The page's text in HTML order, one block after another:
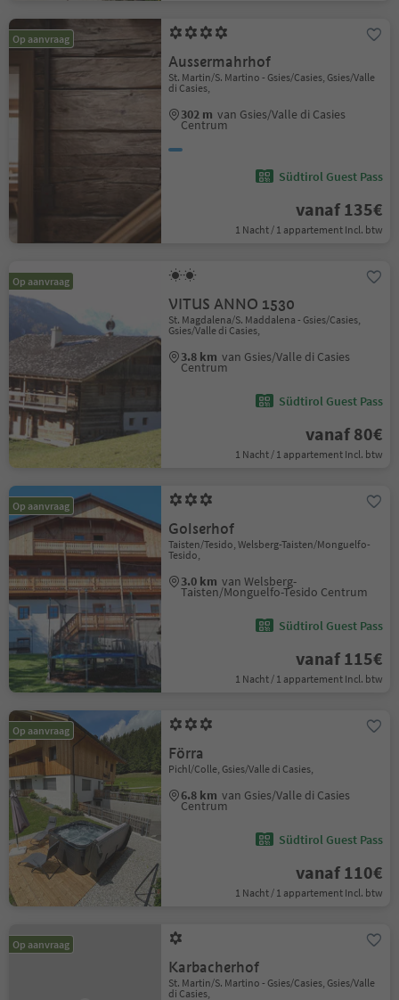
Op aanvraag
Aussermahrhof
St. Martin/S. Martino - Gsies/Casies, Gsies/Valle
di Casies,
302 m van Gsies/Valle di Casies
Centrum
Südtirol Guest Pass
vanaf 135€
1 Nacht / 1 appartement Incl. btw
Op aanvraag
VITUS ANNO 1530
St. Magdalena/S. Maddalena - Gsies/Casies,
Gsies/Valle di Casies,
3.8 km van Gsies/Valle di Casies
Centrum
Südtirol Guest Pass
vanaf 80€
1 Nacht / 1 appartement Incl. btw
Op aanvraag
Golserhof
Taisten/Tesido, Welsberg-Taisten/Monguelfo-
Tesido,
3.0 km van Welsberg-
Taisten/Monguelfo-Tesido Centrum
Südtirol Guest Pass
vanaf 115€
1 Nacht / 1 appartement Incl. btw
Op aanvraag
Förra
Pichl/Colle, Gsies/Valle di Casies,
6.8 km van Gsies/Valle di Casies
Centrum
Südtirol Guest Pass
vanaf 110€
1 Nacht / 1 appartement Incl. btw
Op aanvraag
Karbacherhof
St. Martin/S. Martino - Gsies/Casies, Gsies/Valle
di Casies,